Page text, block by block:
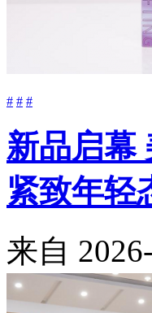
# # #
新品启幕
紧致年轻
来自